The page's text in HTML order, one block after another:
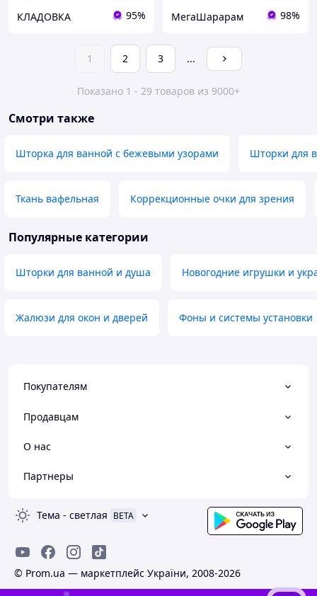
КЛАДОВКА 95% МегаШарарам 98%
1 2 3 ...
Показано 1 - 29 товаров из 9000+
Смотри также
Шторка для ванной с бежевыми узорами Шторки для
Ткань вафельная Коррекционные очки для зрения
Популярные категории
Шторки для ванной и душа Новогодние игрушки и
Жалюзи для окон и дверей Фоны и системы установки
Покупателям
Продавцам
О нас
Партнеры
Тема - светлая BETA
© Prom.ua — маркетплейс України, 2008-2026